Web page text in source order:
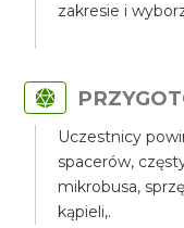
zakresie i
Uczestnicy
spacerów,
mikrobusa,
kąpieli,.